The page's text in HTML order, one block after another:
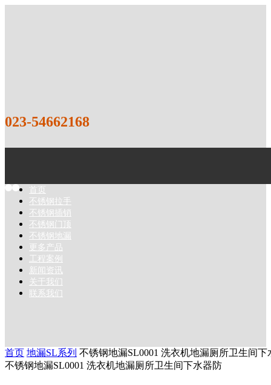
023-54662168
首页
不锈钢拉手
不锈钢插销
不锈钢门顶
不锈钢地漏
更多产品
工程案例
新闻资讯
关于我们
联系我们
1 2
首页 地漏SL系列 不锈钢地漏SL0001 洗衣机地漏厕所卫生间下
不锈钢地漏SL0001 洗衣机地漏厕所卫生间下水器防